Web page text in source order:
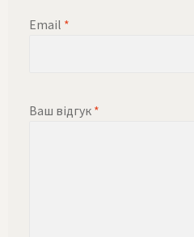
Email *
Ваш відгук *